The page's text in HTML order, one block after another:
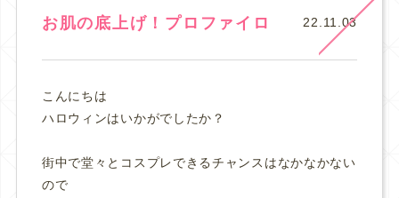
お肌の底上げ！プロファイロ 22.11.03
こんにちは
ハロウィンはいかがでしたか？
街中で堂々とコスプレできるチャンスはなかなかない
ので